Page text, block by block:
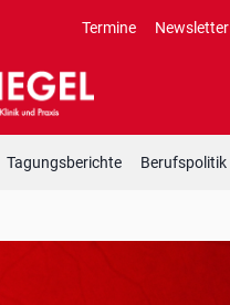
Termine Newsletter
Tagungsberichte Berufspolitik